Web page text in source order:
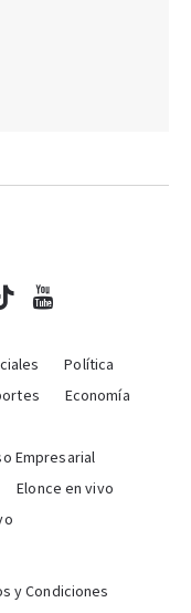
Política
Economía
Empresarial
Elonce en vivo
y Condiciones